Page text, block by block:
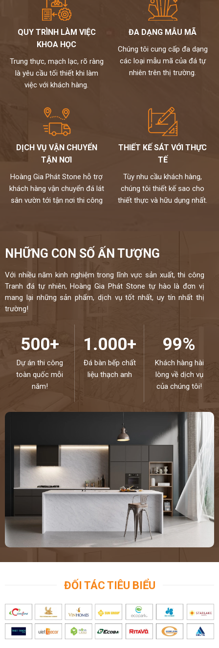
QUY TRÌNH LÀM VIỆC
KHOA HỌC
Trung thực, mạch lạc, rõ ràng
là yêu cầu tối thiết khi làm
việc với khách hàng.
ĐA DẠNG MẪU MÃ
Chúng tôi cung cấp đa dạng
các loại mẫu mã của đá tự
nhiên trên thị trường.
DỊCH VỤ VẬN CHUYỂN
TẬN NƠI
Hoàng Gia Phát Stone hỗ trợ
khách hàng vận chuyển đá lát
sân vườn tới tận nơi thi công
THIẾT KẾ SÁT VỚI THỰC
TẾ
Tùy nhu cầu khách hàng,
chúng tôi thiết kế sao cho
thiết thực và hữu dụng nhất.
NHỮNG CON SỐ ẤN TƯỢNG
Với nhiều năm kinh nghiệm trong lĩnh vực sản xuất, thi công
Tranh đá tự nhiên, Hoàng Gia Phát Stone tự hào là đơn vị
mang lại những sản phẩm, dịch vụ tốt nhất, uy tín nhất thị
trường!
500+
Dự án thi công
toàn quốc mỗi
năm!
1.000+
Đá bàn bếp chất
liệu thạch anh
99%
Khách hàng hài
lòng về dịch vụ
của chúng tôi!
ĐỐI TÁC TIÊU BIỂU